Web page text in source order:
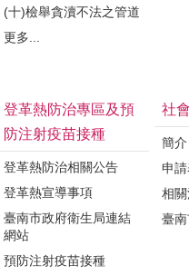
(十)檢舉貪瀆不法之管道
更多...
登革熱防治專區及預
防注射疫苗接種
登革熱防治相關公告
登革熱宣導事項
臺南市政府衛生局連結
網站
預防注射疫苗接種
社
簡介
申
相關
臺